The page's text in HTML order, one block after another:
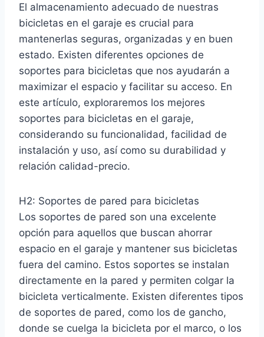
El almacenamiento adecuado de nuestras
bicicletas en el garaje es crucial para
mantenerlas seguras, organizadas y en buen
estado. Existen diferentes opciones de
soportes para bicicletas que nos ayudarán a
maximizar el espacio y facilitar su acceso. En
este artículo, exploraremos los mejores
soportes para bicicletas en el garaje,
considerando su funcionalidad, facilidad de
instalación y uso, así como su durabilidad y
relación calidad-precio.
H2: Soportes de pared para bicicletas
Los soportes de pared son una excelente
opción para aquellos que buscan ahorrar
espacio en el garaje y mantener sus bicicletas
fuera del camino. Estos soportes se instalan
directamente en la pared y permiten colgar la
bicicleta verticalmente. Existen diferentes tipos
de soportes de pared, como los de gancho,
donde se cuelga la bicicleta por el marco, o los